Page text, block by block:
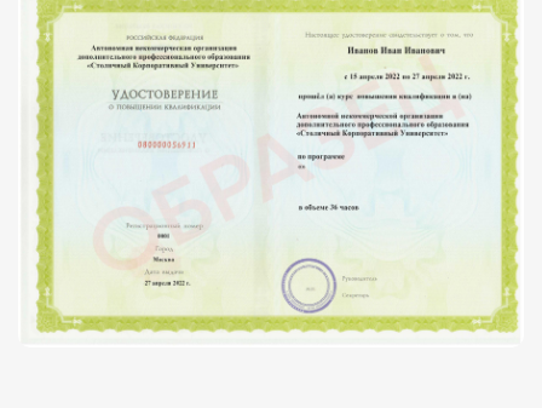
Факультет рекламы и связей с общественностью
Факультет социальной работы
Факультет физической культуры и спорта
Юридический факультет
Факультет менеджмента и экономики
Факультет педагогики
Факультет психологии